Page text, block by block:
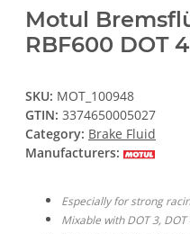
Motul
RBF600 DOT
SKU: MOT_100948
GTIN: 3374650005027
Category: Brake Fluid
Manufacturers:
Especially for strong
Mixable with DOT 3, DOT